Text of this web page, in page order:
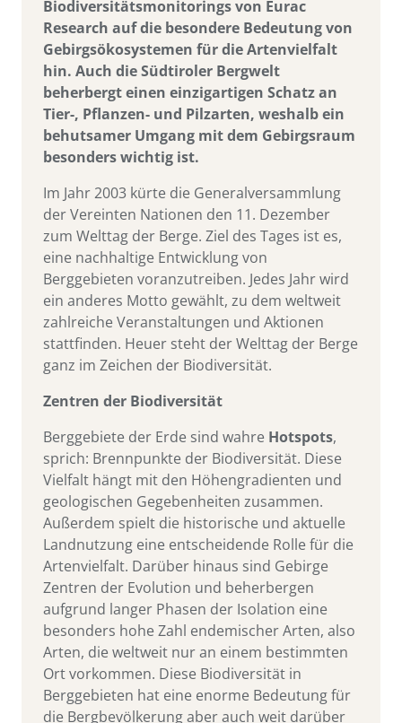
Biodiversitätsmonitorings von Eurac
Research auf die besondere Bedeutung von
Gebirgsökosystemen für die Artenvielfalt
hin. Auch die Südtiroler Bergwelt
beherbergt einen einzigartigen Schatz an
Tier-, Pflanzen- und Pilzarten, weshalb ein
behutsamer Umgang mit dem Gebirgsraum
besonders wichtig ist.
Im Jahr 2003 kürte die Generalversammlung
der Vereinten Nationen den 11. Dezember
zum Welttag der Berge. Ziel des Tages ist es,
eine nachhaltige Entwicklung von
Berggebieten voranzutreiben. Jedes Jahr wird
ein anderes Motto gewählt, zu dem weltweit
zahlreiche Veranstaltungen und Aktionen
stattfinden. Heuer steht der Welttag der Berge
ganz im Zeichen der Biodiversität.
Zentren der Biodiversität
Berggebiete der Erde sind wahre Hotspots,
sprich: Brennpunkte der Biodiversität. Diese
Vielfalt hängt mit den Höhengradienten und
geologischen Gegebenheiten zusammen.
Außerdem spielt die historische und aktuelle
Landnutzung eine entscheidende Rolle für die
Artenvielfalt. Darüber hinaus sind Gebirge
Zentren der Evolution und beherbergen
aufgrund langer Phasen der Isolation eine
besonders hohe Zahl endemischer Arten, also
Arten, die weltweit nur an einem bestimmten
Ort vorkommen. Diese Biodiversität in
Berggebieten hat eine enorme Bedeutung für
die Bergbevölkerung aber auch weit darüber